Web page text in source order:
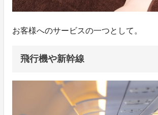
お客様へのサービスの一つとして。
飛行機や新幹線